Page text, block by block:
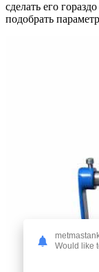
сделать его
подобрать
Would like